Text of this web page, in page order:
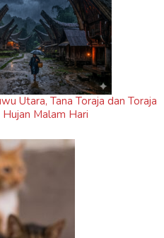
Utara, Tana Toraja dan Toraja
Malam Hari